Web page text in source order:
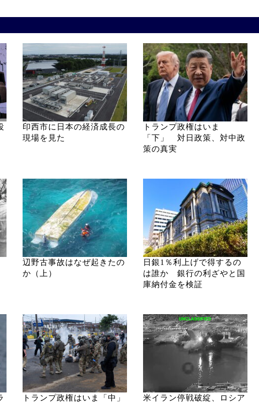
印西市に日本の経済成長の
現場を見た
トランプ政権はいま
「下」 対日政策、対中政
策の真実
辺野古事故はなぜ起きたの
か（上）
日銀1％利上げで得するの
は誰か 銀行の利ざやと国
庫納付金を検証
トランプ政権はいま「中」
米イラン停戦破綻、ロシア